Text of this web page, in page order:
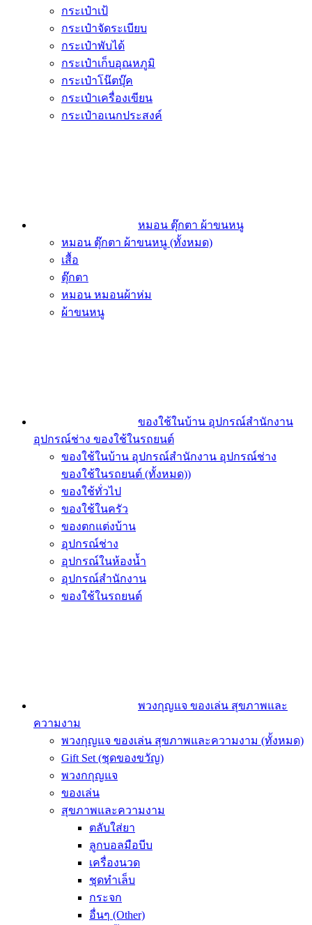
กระเป๋าเป้
กระเป๋าจัดระเบียบ
กระเป๋าพับได้
กระเป๋าเก็บอุณหภูมิ
กระเป๋าโน๊ตบุ๊ค
กระเป๋าเครื่องเขียน
กระเป๋าอเนกประสงค์
หมอน ตุ๊กตา ผ้าขนหนู
หมอน ตุ๊กตา ผ้าขนหนู (ทั้งหมด)
เสื้อ
ตุ๊กตา
หมอน หมอนผ้าห่ม
ผ้าขนหนู
ของใช้ในบ้าน อุปกรณ์สำนักงาน
อุปกรณ์ช่าง ของใช้ในรถยนต์
ของใช้ในบ้าน อุปกรณ์สำนักงาน อุปกรณ์ช่าง
ของใช้ในรถยนต์ (ทั้งหมด))
ของใช้ทั่วไป
ของใช้ในครัว
ของตกแต่งบ้าน
อุปกรณ์ช่าง
อุปกรณ์ในห้องน้ำ
อุปกรณ์สำนักงาน
ของใช้ในรถยนต์
พวงกุญแจ ของเล่น สุขภาพและ
ความงาม
พวงกุญแจ ของเล่น สุขภาพและความงาม (ทั้งหมด)
Gift Set (ชุดของขวัญ)
พวงกกุญแจ
ของเล่น
สุขภาพและความงาม
ตลับใส่ยา
ลูกบอลมือบีบ
เครื่องนวด
ชุดทำเล็บ
กระจก
อื่นๆ (Other)